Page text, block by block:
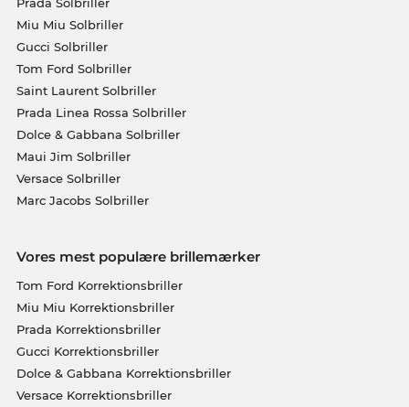
Prada Solbriller
Miu Miu Solbriller
Gucci Solbriller
Tom Ford Solbriller
Saint Laurent Solbriller
Prada Linea Rossa Solbriller
Dolce & Gabbana Solbriller
Maui Jim Solbriller
Versace Solbriller
Marc Jacobs Solbriller
Vores mest populære brillemærker
Tom Ford Korrektionsbriller
Miu Miu Korrektionsbriller
Prada Korrektionsbriller
Gucci Korrektionsbriller
Dolce & Gabbana Korrektionsbriller
Versace Korrektionsbriller